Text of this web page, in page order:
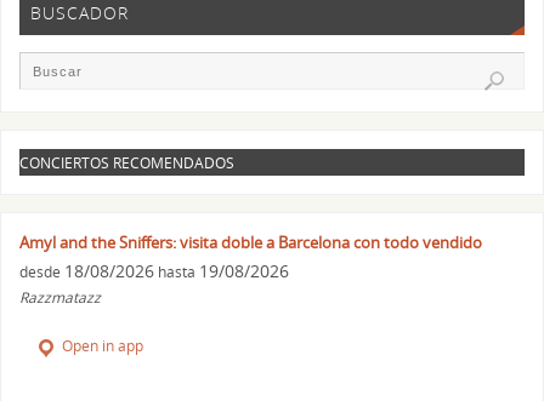
BUSCADOR
CONCIERTOS RECOMENDADOS
Amyl and the Sniffers: visita doble a Barcelona con todo vendido
desde 18/08/2026 hasta 19/08/2026
Razzmatazz
Open in app